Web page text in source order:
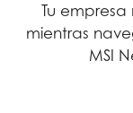
Tu
mientras
MSI